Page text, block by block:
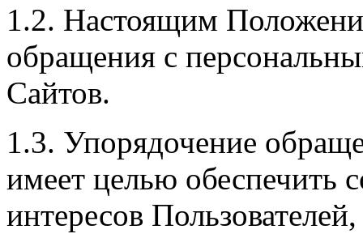
1.2. Настоящим
обращения с
Сайтов.
1.3. Упорядочение
имеет целью обеспечить
интересов